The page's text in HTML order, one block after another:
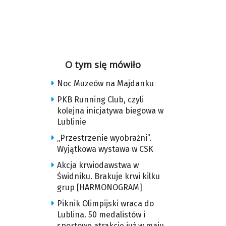
O tym się mówiło
Noc Muzeów na Majdanku
PKB Running Club, czyli
kolejna inicjatywa biegowa w
Lublinie
„Przestrzenie wyobraźni”.
Wyjątkowa wystawa w CSK
Akcja krwiodawstwa w
Świdniku. Brakuje krwi kilku
grup [HARMONOGRAM]
Piknik Olimpijski wraca do
Lublina. 50 medalistów i